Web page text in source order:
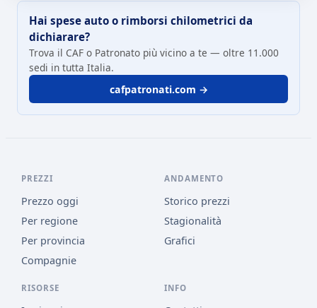
Hai spese auto o rimborsi chilometrici da
dichiarare?
Trova il CAF o Patronato più vicino a te — oltre 11.000
sedi in tutta Italia.
cafpatronati.com →
PREZZI
Prezzo oggi
Per regione
Per provincia
Compagnie
ANDAMENTO
Storico prezzi
Stagionalità
Grafici
RISORSE INFO